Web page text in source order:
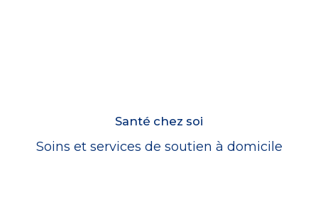
Santé chez soi
Soins et services de soutien à domicile